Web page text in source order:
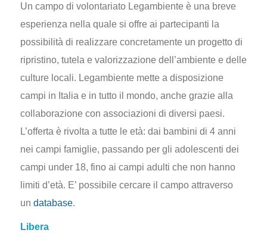
Un campo di volontariato Legambiente è una breve
esperienza nella quale si offre ai partecipanti la
possibilità di realizzare concretamente un progetto di
ripristino, tutela e valorizzazione dell’ambiente e delle
culture locali. Legambiente mette a disposizione
campi in Italia e in tutto il mondo, anche grazie alla
collaborazione con associazioni di diversi paesi.
L’offerta è rivolta a tutte le età: dai bambini di 4 anni
nei campi famiglie, passando per gli adolescenti dei
campi under 18, fino ai campi adulti che non hanno
limiti d’età. E’ possibile cercare il campo attraverso
un database.
Libera